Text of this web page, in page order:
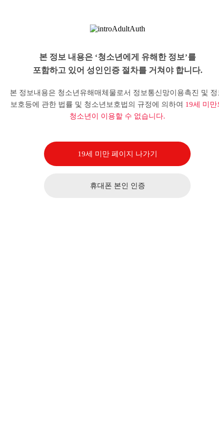
본 정보 내용은 ‘청소년에게 유해한 정보’를
포함하고 있어 성인인증 절차를 거쳐야 합니다.
본 정보내용은 청소년유해매체물로서 정보통신망이용촉진 및 정
보호등에 관한 법률 및 청소년보호법의 규정에 의하여 19세 미만
청소년이 이용할 수 없습니다.
19세 미만 페이지 나가기
휴대폰 본인 인증